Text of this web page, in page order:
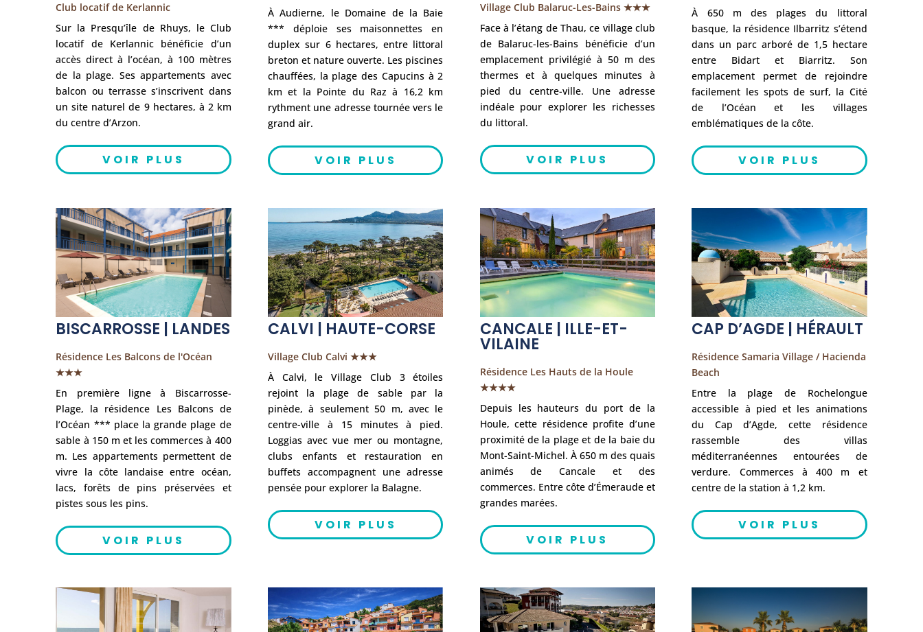
Club locatif de Kerlannic
Sur la Presqu’île de Rhuys, le Club
locatif de Kerlannic bénéficie d’un
accès direct à l’océan, à 100 mètres
de la plage. Ses appartements avec
balcon ou terrasse s’inscrivent dans
un site naturel de 9 hectares, à 2 km
du centre d’Arzon.
VOIR PLUS
À Audierne, le Domaine de la Baie
*** déploie ses maisonnettes en
duplex sur 6 hectares, entre littoral
breton et nature ouverte. Les piscines
chauffées, la plage des Capucins à 2
km et la Pointe du Raz à 16,2 km
rythment une adresse tournée vers le
grand air.
VOIR PLUS
Village Club Balaruc-Les-Bains ★★★
Face à l’étang de Thau, ce village club
de Balaruc-les-Bains bénéficie d’un
emplacement privilégié à 50 m des
thermes et à quelques minutes à
pied du centre-ville. Une adresse
indéale pour explorer les richesses
du littoral.
VOIR PLUS
À 650 m des plages du littoral
basque, la résidence Ilbarritz s’étend
dans un parc arboré de 1,5 hectare
entre Bidart et Biarritz. Son
emplacement permet de rejoindre
facilement les spots de surf, la Cité
de l’Océan et les villages
emblématiques de la côte.
VOIR PLUS
BISCARROSSE | LANDES
Résidence Les Balcons de l'Océan
★★★
En première ligne à Biscarrosse-
Plage, la résidence Les Balcons de
l’Océan *** place la grande plage de
sable à 150 m et les commerces à 400
m. Les appartements permettent de
vivre la côte landaise entre océan,
lacs, forêts de pins préservées et
pistes sous les pins.
VOIR PLUS
CALVI | HAUTE-CORSE
Village Club Calvi ★★★
À Calvi, le Village Club 3 étoiles
rejoint la plage de sable par la
pinède, à seulement 50 m, avec le
centre-ville à 15 minutes à pied.
Loggias avec vue mer ou montagne,
clubs enfants et restauration en
buffets accompagnent une adresse
pensée pour explorer la Balagne.
VOIR PLUS
CANCALE | ILLE-ET-
VILAINE
Résidence Les Hauts de la Houle
★★★★
Depuis les hauteurs du port de la
Houle, cette résidence profite d’une
proximité de la plage et de la baie du
Mont-Saint-Michel. À 650 m des quais
animés de Cancale et des
commerces. Entre côte d’Émeraude et
grandes marées.
VOIR PLUS
CAP D’AGDE | HÉRAULT
Résidence Samaria Village / Hacienda
Beach
Entre la plage de Rochelongue
accessible à pied et les animations
du Cap d’Agde, cette résidence
rassemble des villas
méditerranéennes entourées de
verdure. Commerces à 400 m et
centre de la station à 1,2 km.
VOIR PLUS